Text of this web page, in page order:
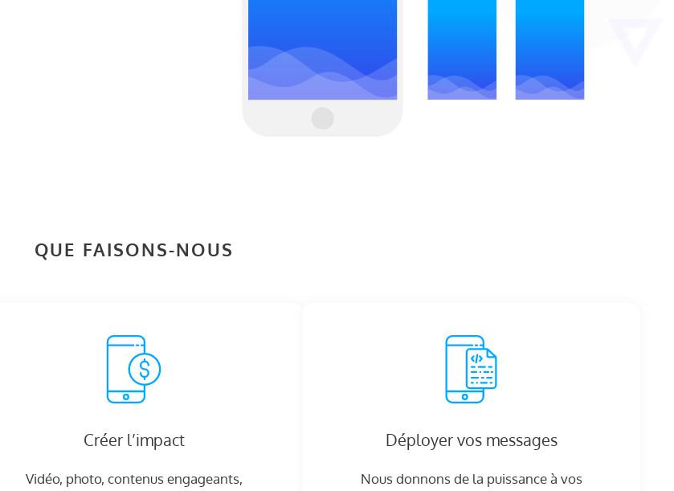
QUE FAISONS-NOUS
Créer l’impact
Vidéo, photo, contenus engageants,
Déployer vos messages
Nous donnons de la puissance à vos